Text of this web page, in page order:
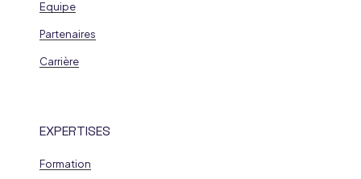
Equipe
Partenaires
Carrière
EXPERTISES
Formation